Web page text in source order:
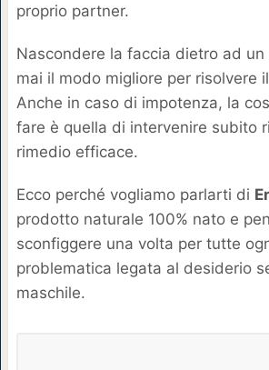
proprio partner.
Nascondere la faccia dietro ad
mai il modo migliore per risolvere
Anche in caso di impotenza, la
fare è quella di intervenire subito
rimedio efficace.
Ecco perché vogliamo parlarti di
prodotto naturale 100% nato e
sconfiggere una volta per tutte
problematica legata al desiderio
maschile.